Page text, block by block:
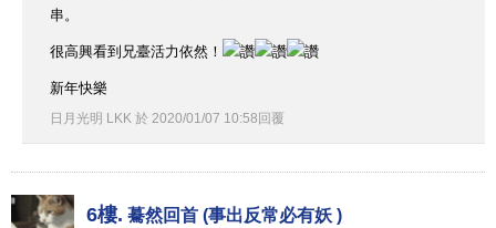
串。
很高興看到兄臺活力依然！
新年快樂
日月光明 LKK 於 2020/01/07 10:58 回覆
6樓. 驀然回首 (事出反常必有妖 )